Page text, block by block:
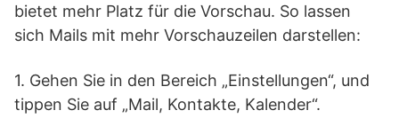
bietet mehr Platz für die Vorschau. So lassen
sich Mails mit mehr Vorschauzeilen darstellen:
1. Gehen Sie in den Bereich „Einstellungen“, und
tippen Sie auf „Mail, Kontakte, Kalender“.